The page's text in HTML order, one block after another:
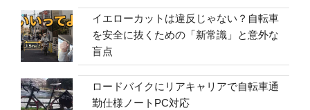
イエローカットは違反じゃない？自転車
を安全に抜くための「新常識」と意外な
盲点
ロードバイクにリアキャリアで自転車通
勤仕様ノートPC対応